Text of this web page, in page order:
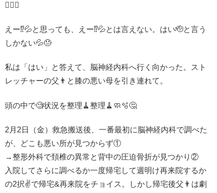
🧑🏻‍⚕️
えー⁉️💦と思っても、えー⁉️💦とは言えない。はい🫡と言う
しかない💦😓
私は「はい」と答えて、脳神経内科へ行く向かった。スト
レッチャーの父👨と膝の悪い母を引き連れて。
頭の中で🧐状況を整理🧹整理🧹🧼🫧🤔
2月2日（金）救急搬送後、一番最初に脳神経内科で調べた
が、どこも悪い所が見つからず①
→整形外科で頚椎の異常と背中の圧迫骨折が見つかり②
入院してさらに調べるか一度帰宅して週明け再来院するか
の2択✌️で帰宅&再来院をチョイス。しかし帰宅後父👨は劇